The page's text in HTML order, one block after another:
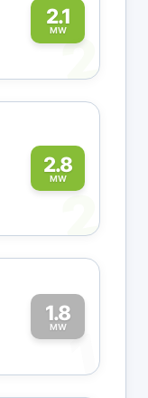
2.1
MW
2
2.8
MW
2
1.8
MW1